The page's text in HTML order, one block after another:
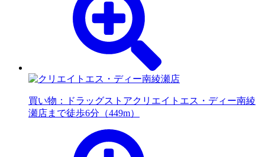
買い物：ドラッグストアクリエイトエス・ディー南綾
瀬店まで徒歩6分（449m）